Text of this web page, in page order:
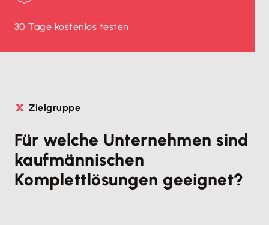
30 Tage kostenlos testen
Zielgruppe
Für welche Unternehmen sind
kaufmännischen
Komplettlösungen geeignet?